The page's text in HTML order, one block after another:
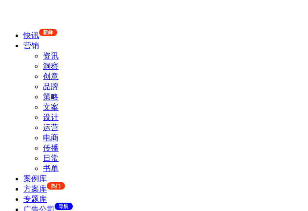
快讯 新鲜
营销
资讯
洞察
创意
品牌
策略
文案
设计
运营
电商
传播
日常
书单
案例库
方案库
热门
专题库
广告公司
导航